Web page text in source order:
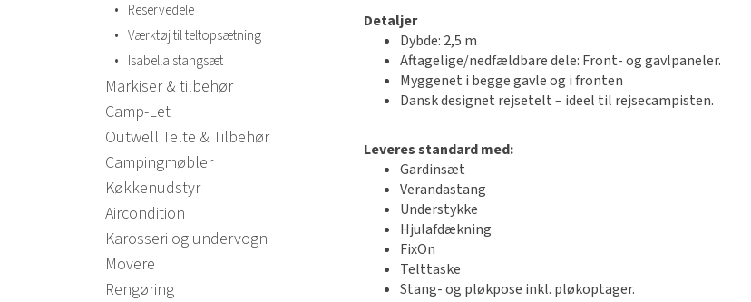
• Reservedele
• Værktøj til teltopsætning
• Isabella stangsæt
Markiser & tilbehør
Camp-Let
Outwell Telte & Tilbehør
Campingmøbler
Køkkenudstyr
Aircondition
Karosseri og undervogn
Movere
Rengøring
Detaljer
Dybde: 2,5 m
Aftagelige/nedfældbare dele: Front- og gavlpaneler.
Myggenet i begge gavle og i fronten
Dansk designet rejsetelt – ideel til rejsecampisten.
Leveres standard med:
Gardinsæt
Verandastang
Understykke
Hjulafdækning
FixOn
Telttaske
Stang- og pløkpose inkl. pløkoptager.